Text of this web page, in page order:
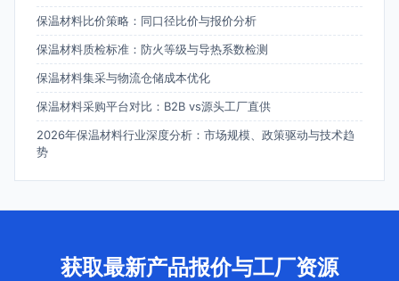
保温材料比价策略：同口径比价与报价分析
保温材料质检标准：防火等级与导热系数检测
保温材料集采与物流仓储成本优化
保温材料采购平台对比：B2B vs源头工厂直供
2026年保温材料行业深度分析：市场规模、政策驱动与技术趋
势
获取最新产品报价与工厂资源